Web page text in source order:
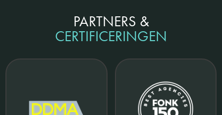
PARTNERS &
CERTIFICERINGEN